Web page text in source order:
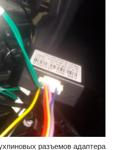
разъемов адаптера